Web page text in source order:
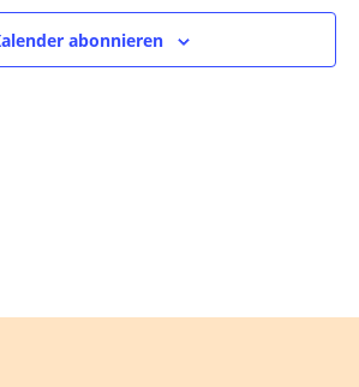
abonnieren